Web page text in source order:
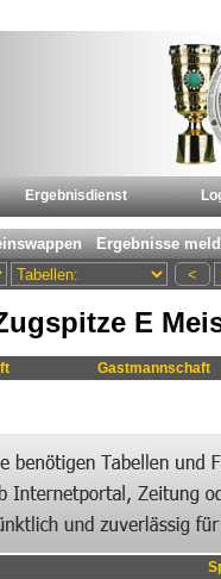
Ergebnisdienst
E
Gastmannschaft